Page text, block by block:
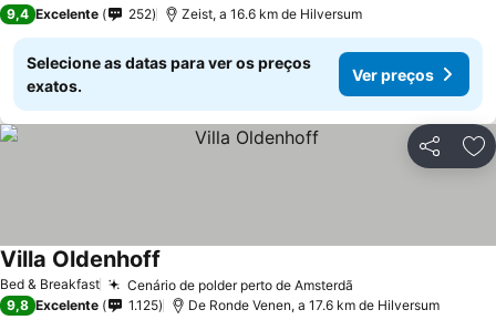
9,4 Excelente 252 Zeist, a 16.6 km de Hilversum
Selecione as datas para ver os preços
exatos.
Ver preços
Partilhar
Bed & Breakfast Cenário de polder perto de Amsterdã
Villa Oldenhoff
9,8 Excelente 1.125 De Ronde Venen, a 17.6 km de Hilversum